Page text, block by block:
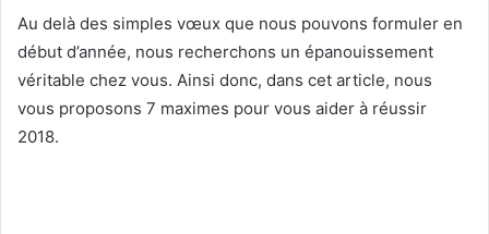
Au delà des simples vœux que nous pouvons formuler en
début d’année, nous recherchons un épanouissement
véritable chez vous. Ainsi donc, dans cet article, nous
vous proposons 7 maximes pour vous aider à réussir
2018.